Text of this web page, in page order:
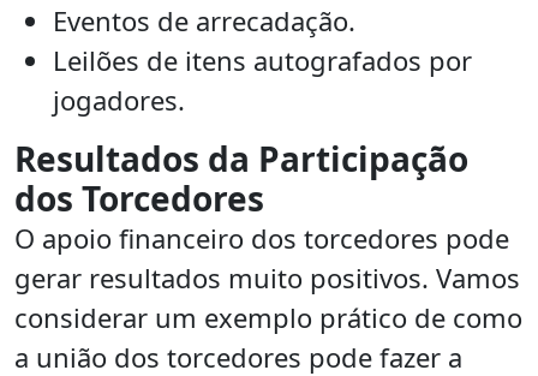
Eventos de arrecadação.
Leilões de itens autografados por
jogadores.
Resultados da Participação
dos Torcedores
O apoio financeiro dos torcedores pode
gerar resultados muito positivos. Vamos
considerar um exemplo prático de como
a união dos torcedores pode fazer a